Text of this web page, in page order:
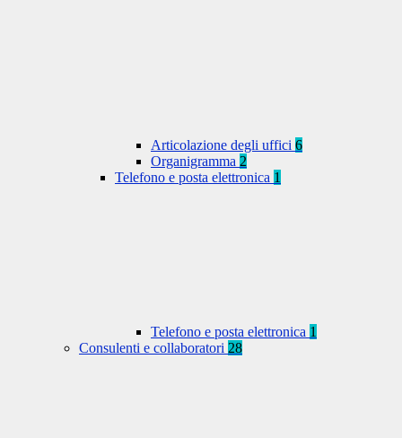
Articolazione degli uffici 6
Organigramma 2
Telefono e posta elettronica 1
Telefono e posta elettronica 1
Consulenti e collaboratori 28